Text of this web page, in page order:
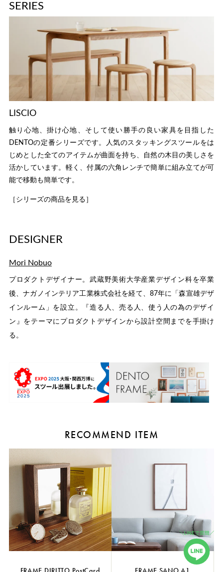
SERIES
LISCIO
触り心地、掛け心地、そして使い勝手の良い家具を目指した
DENTOの定番シリーズです。人気のスタッキングスツールをは
じめとした全てのアイテムが曲面を持ち、自然の木目の美しさを
活かしています。軽く、付属の六角レンチで簡単に組み立てが可
能で移動も簡単です。
［シリーズの商品を見る］
DESIGNER
Mori Nobuo
プロダクトデザイナー。武蔵野美術大学産業デザイン科を卒業
後、ナガノインテリア工業株式会社を経て、87年に「森宣雄デザ
インルーム」を設立。『造る人、売る人、使う人の為のデザイ
ン』をテーマにプロダクトデザインから設計空間までを手掛け
る。
RECOMMEND ITEM